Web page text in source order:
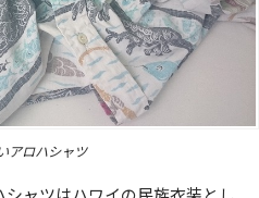
アロハシャツ